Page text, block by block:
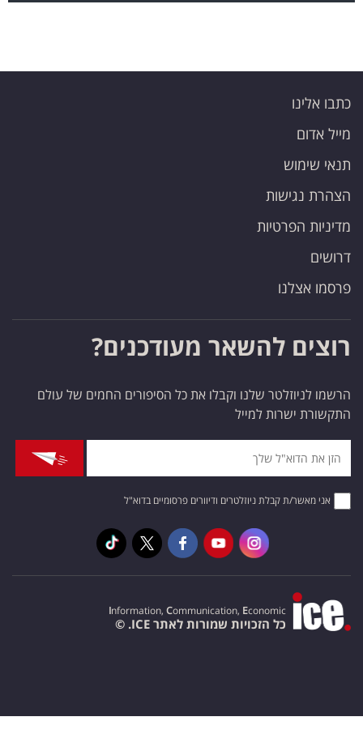
כתבו אלינו
מייל אדום
תנאי שימוש
הצהרת נגישות
מדיניות הפרטיות
דרושים
פרסמו אצלנו
רוצים להשאר מעודכנים?
הרשמו לניוזלטר שלנו וקבלו את כל הסיפורים החמים של עולם
התקשורת ישרות למייל
אני מאשר/ת קבלת ניוזלטרים ודיוורים פרסומיים בדוא"ל
Information, Communication, Economic
כל הזכויות שמורות לאתר ICE. ©